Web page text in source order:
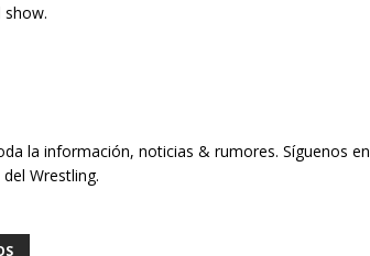
la información, noticias & rumores. Síguenos en
Wrestling.